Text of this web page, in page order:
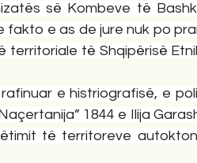
së Kombeve të
e as de jure nuk po
të Shqipërisë
e histriografisë, e
1844 e Ilija
të territoreve